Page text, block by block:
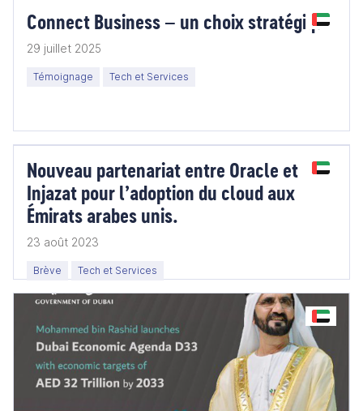
Connect Business – un choix stratégique
29 juillet 2025
Témoignage Tech et Services
Nouveau partenariat entre Oracle et
Injazat pour l’adoption du cloud aux
Émirats arabes unis.
23 août 2023
Brève Tech et Services